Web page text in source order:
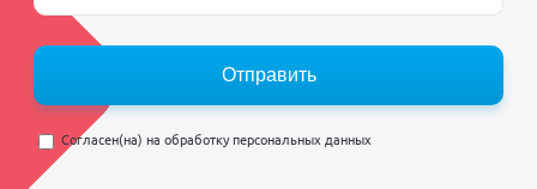
Отправить
Согласен(на) на обработку персональных данных